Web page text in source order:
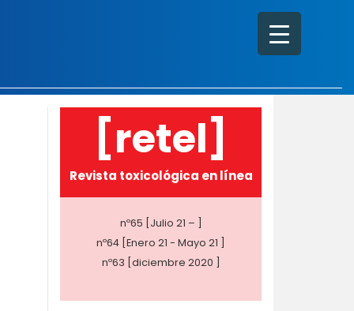
[retel]
Revista toxicológica en línea
nº65 [Julio 21 – ]
nº64 [Enero 21 - Mayo 21 ]
nº63 [diciembre 2020 ]